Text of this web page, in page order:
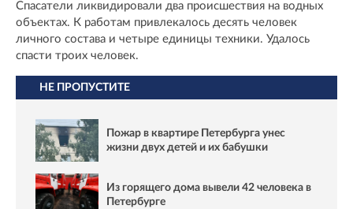
Спасатели ликвидировали два происшествия на водных
объектах. К работам привлекалось десять человек
личного состава и четыре единицы техники. Удалось
спасти троих человек.
НЕ ПРОПУСТИТЕ
Пожар в квартире Петербурга унес
жизни двух детей и их бабушки
Из горящего дома вывели 42 человека в
Петербурге